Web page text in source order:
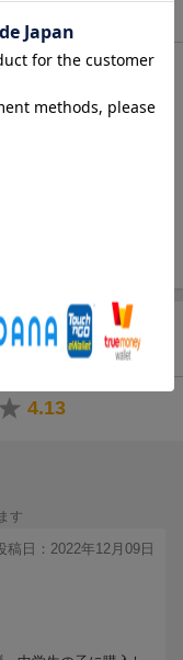
より）
に合格！
）
の問題パターンと練
4.13
す
稿日：2022年12月09日